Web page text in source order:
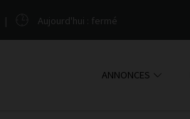
| Aujourd'hui : fermé
ANNONCES